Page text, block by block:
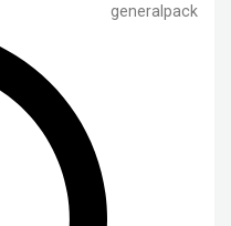
generalpack